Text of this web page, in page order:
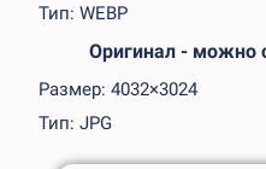
Тип: WEBP
Оригинал - можно
Размер: 4032×3024
Тип: JPG